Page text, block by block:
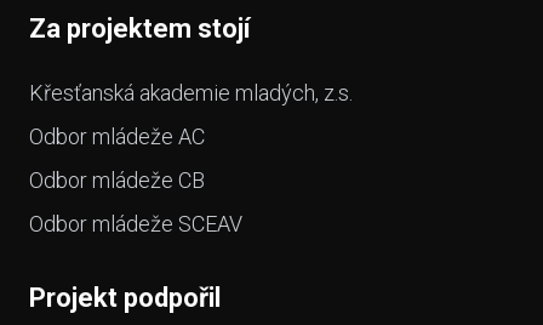
Za projektem stojí
Křesťanská akademie mladých, z.s.
Odbor mládeže AC
Odbor mládeže CB
Odbor mládeže SCEAV
Projekt podpořil